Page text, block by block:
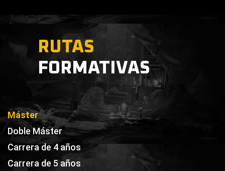
RUTAS
FORMATIVAS
Máster
Doble Máster
Carrera de 4 años
Carrera de 5 años